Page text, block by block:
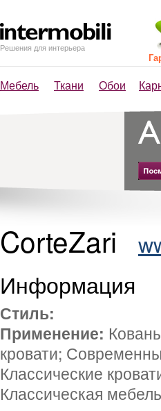
Решения для интерьера
Мебель Ткани Обои
CorteZari
Информация
Стиль:
Применение:
кровати;
Классические
Классическая